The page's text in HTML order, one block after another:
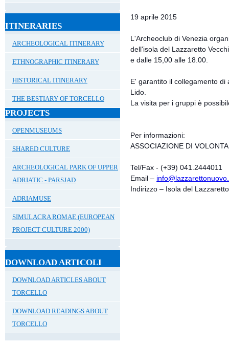
ITINERARIES
ARCHEOLOGICAL ITINERARY
ETHNOGRAPHIC ITINERARY
HISTORICAL ITINERARY
THE BESTIARY OF TORCELLO
PROJECTS
OPENMUSEUMS
SHARED CULTURE
ARCHEOLOGICAL PARK OF UPPER
ADRIATIC - PARSJAD
ADRIAMUSE
SIMULACRA ROMAE (EUROPEAN
PROJECT CULTURE 2000)
DOWNLOAD ARTICOLI
DOWNLOAD ARTICLES ABOUT
TORCELLO
DOWNLOAD READINGS ABOUT
TORCELLO
19 aprile 2015
L'Archeoclub di Venezia
dell'isola del Lazzaretto
e dalle 15,00 alle 18.00.
E' garantito il collegamento
Lido.
La visita per i gruppi è
Per informazioni:
ASSOCIAZIONE DI
Tel/Fax - (+39) 041.2444011
Email –
Indirizzo – Isola del